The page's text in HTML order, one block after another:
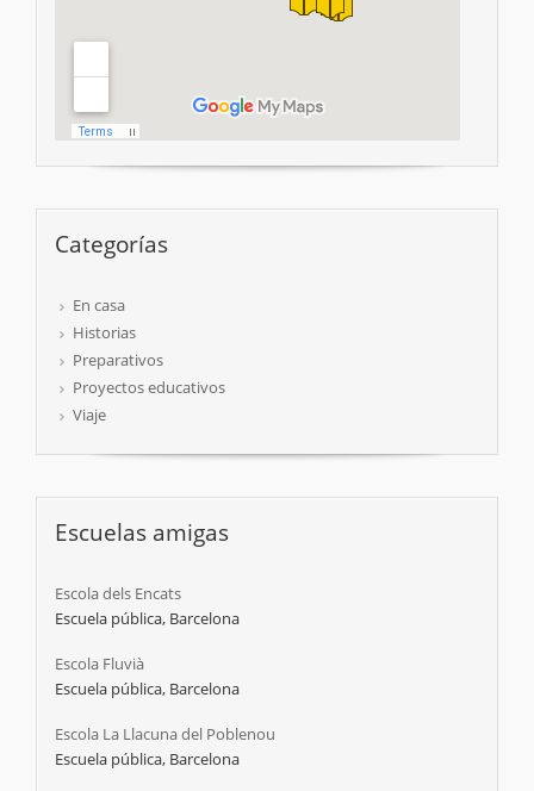
Categorías
En casa
Historias
Preparativos
Proyectos educativos
Viaje
Escuelas amigas
Escola dels Encats
Escuela pública, Barcelona
Escola Fluvià
Escuela pública, Barcelona
Escola La Llacuna del Poblenou
Escuela pública, Barcelona